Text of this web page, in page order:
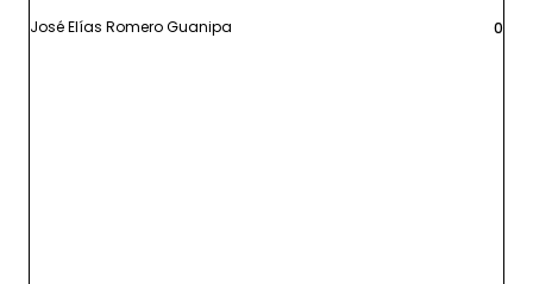
José Elías Romero Guanipa 0